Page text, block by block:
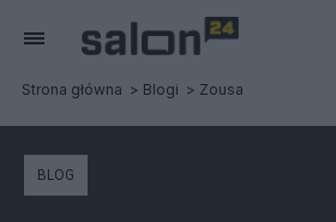
Strona główna Blogi Zousa
BLOG